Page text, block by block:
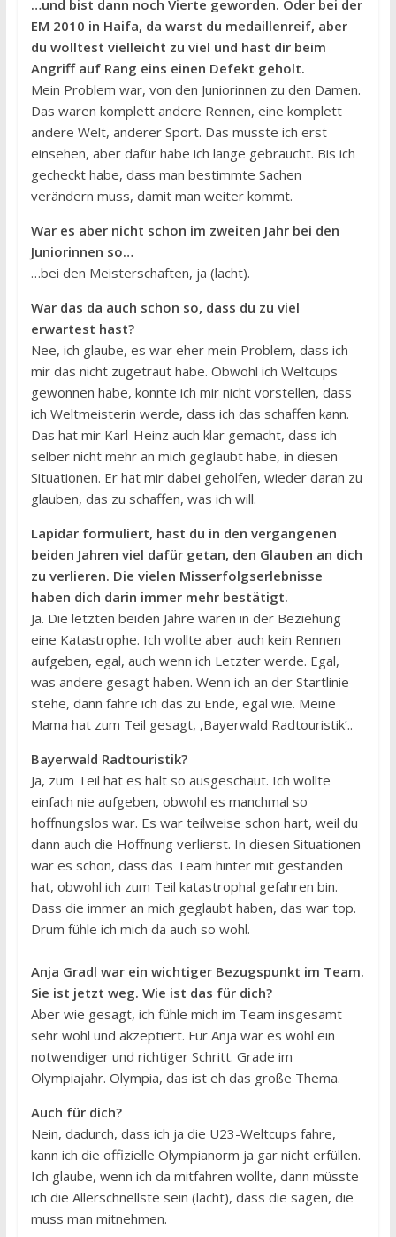
…und bist dann noch Vierte geworden. Oder bei der
EM 2010 in Haifa, da warst du medaillenreif, aber
du wolltest vielleicht zu viel und hast dir beim
Angriff auf Rang eins einen Defekt geholt.
Mein Problem war, von den Juniorinnen zu den Damen.
Das waren komplett andere Rennen, eine komplett
andere Welt, anderer Sport. Das musste ich erst
einsehen, aber dafür habe ich lange gebraucht. Bis ich
gecheckt habe, dass man bestimmte Sachen
verändern muss, damit man weiter kommt.
War es aber nicht schon im zweiten Jahr bei den
Juniorinnen so…
…bei den Meisterschaften, ja (lacht).
War das da auch schon so, dass du zu viel
erwartest hast?
Nee, ich glaube, es war eher mein Problem, dass ich
mir das nicht zugetraut habe. Obwohl ich Weltcups
gewonnen habe, konnte ich mir nicht vorstellen, dass
ich Weltmeisterin werde, dass ich das schaffen kann.
Das hat mir Karl-Heinz auch klar gemacht, dass ich
selber nicht mehr an mich geglaubt habe, in diesen
Situationen. Er hat mir dabei geholfen, wieder daran zu
glauben, das zu schaffen, was ich will.
Lapidar formuliert, hast du in den vergangenen
beiden Jahren viel dafür getan, den Glauben an dich
zu verlieren. Die vielen Misserfolgserlebnisse
haben dich darin immer mehr bestätigt.
Ja. Die letzten beiden Jahre waren in der Beziehung
eine Katastrophe. Ich wollte aber auch kein Rennen
aufgeben, egal, auch wenn ich Letzter werde. Egal,
was andere gesagt haben. Wenn ich an der Startlinie
stehe, dann fahre ich das zu Ende, egal wie. Meine
Mama hat zum Teil gesagt, ‚Bayerwald Radtouristik’..
Bayerwald Radtouristik?
Ja, zum Teil hat es halt so ausgeschaut. Ich wollte
einfach nie aufgeben, obwohl es manchmal so
hoffnungslos war. Es war teilweise schon hart, weil du
dann auch die Hoffnung verlierst. In diesen Situationen
war es schön, dass das Team hinter mit gestanden
hat, obwohl ich zum Teil katastrophal gefahren bin.
Dass die immer an mich geglaubt haben, das war top.
Drum fühle ich mich da auch so wohl.
Anja Gradl war ein wichtiger Bezugspunkt im Team.
Sie ist jetzt weg. Wie ist das für dich?
Aber wie gesagt, ich fühle mich im Team insgesamt
sehr wohl und akzeptiert. Für Anja war es wohl ein
notwendiger und richtiger Schritt. Grade im
Olympiajahr. Olympia, das ist eh das große Thema.
Auch für dich?
Nein, dadurch, dass ich ja die U23-Weltcups fahre,
kann ich die offizielle Olympianorm ja gar nicht erfüllen.
Ich glaube, wenn ich da mitfahren wollte, dann müsste
ich die Allerschnellste sein (lacht), dass die sagen, die
muss man mitnehmen.